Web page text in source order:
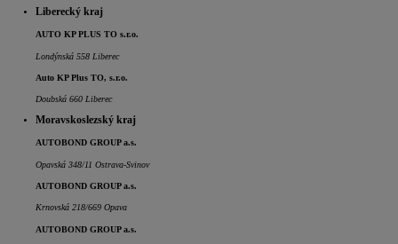
Liberecký kraj
AUTO KP PLUS TO s.r.o.
Londýnská 558 Liberec
Auto KP Plus TO, s.r.o.
Doubská 660 Liberec
Moravskoslezský kraj
AUTOBOND GROUP a.s.
Opavská 348/11 Ostrava-Svinov
AUTOBOND GROUP a.s.
Krnovská 218/669 Opava
AUTOBOND GROUP a.s.